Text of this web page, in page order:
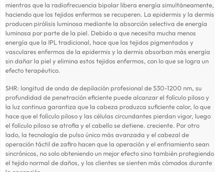
mientras que la radiofrecuencia bipolar libera energía simultáneamente,
haciendo que los tejidos enfermos se recuperen. La epidermis y la dermis
producen pirólisis luminosa mediante la absorción selectiva de energía
luminosa por parte de la piel. Debido a que necesita mucha menos
energía que la IPL tradicional, hace que los tejidos pigmentados y
vasculares enfermos de la epidermis y la dermis absorban más energía
sin dañar la piel y elimina estos tejidos enfermos, con lo que se logra un
efecto terapéutico.
SHR: longitud de onda de depilación profesional de 530-1200 nm, su
profundidad de penetración eficiente puede alcanzar el folículo piloso y
la luz continua garantiza que la cabeza produzca suficiente calor, lo que
hace que el folículo piloso y las células circundantes pierdan vigor, luego
el folículo piloso se atrofia y el cabello se detiene. creciente. Por otro
lado, la tecnología de pulso único más avanzada y el cabezal de
operación táctil de zafiro hacen que la operación y el enfriamiento sean
sincrónicos, no solo obteniendo un mejor efecto sino también protegiendo
el tejido normal de daños, y los clientes se sienten más cómodos durante